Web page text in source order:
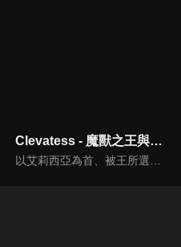
Clevatess - 魔獸之王與嬰兒與屍之勇者
以艾莉西亞為首、被王所選上的勇者一行人，因為討伐魔獸王克雷巴特斯失利，因此陷入了危機。就在世界滅亡之際，所有人的希望託付到了一名嬰兒手上。